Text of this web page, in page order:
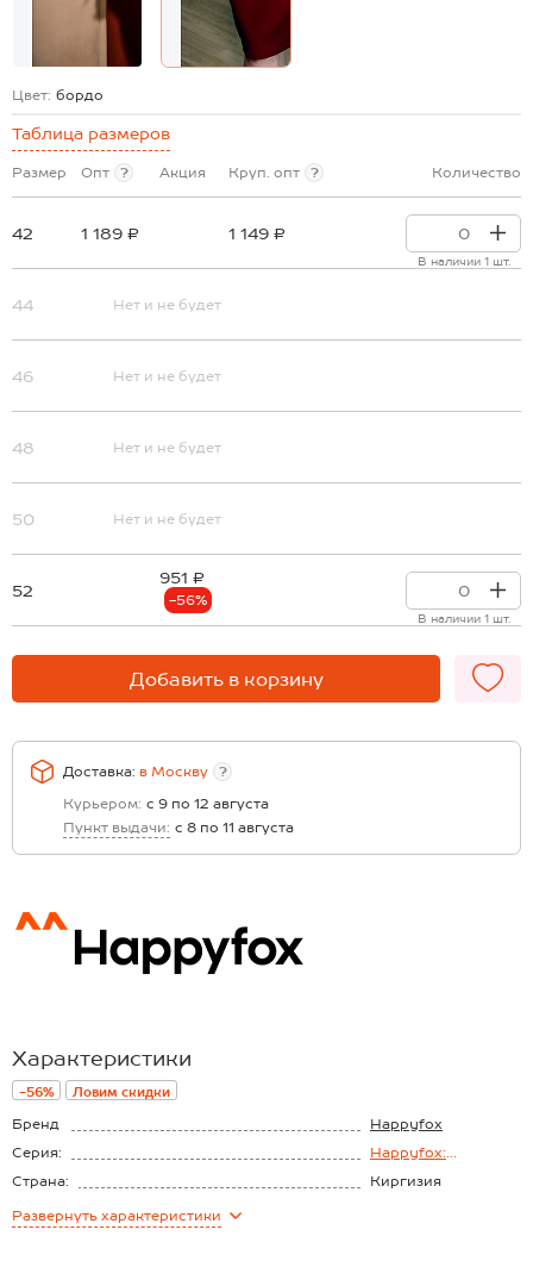
Цвет: бордо
Таблица размеров
Размер Опт ? Акция Круп. опт ? Количество
42 1 189 ₽ 1 149 ₽
В наличии 1 шт.
44 Нет и не будет
46 Нет и не будет
48 Нет и не будет
50 Нет и не будет
52
951 ₽
-56%
В наличии 1 шт.
Добавить в корзину
Доставка: в Москву
?
Курьером: с 9 по 12 августа
Пункт выдачи: с 8 по 11 августа
Характеристики
-56% Ловим скидки
Бренд
Happyfox
Серия:
Happyfox:
Страна:
Киргизия
Состав:
Развернуть характеристики